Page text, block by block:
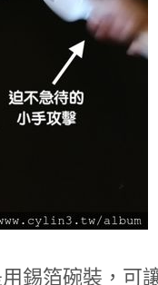
錫箔碗裝，可